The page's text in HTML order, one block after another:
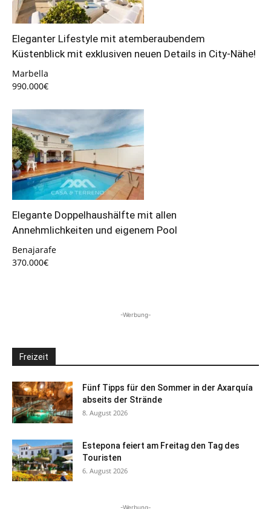
Eleganter Lifestyle mit atemberaubendem
Küstenblick mit exklusiven neuen Details in City-Nähe!
Marbella
990.000€
Elegante Doppelhaushälfte mit allen
Annehmlichkeiten und eigenem Pool
Benajarafe
370.000€
-Werbung-
Freizeit
Fünf Tipps für den Sommer in der Axarquía
abseits der Strände
8. August 2026
Estepona feiert am Freitag den Tag des
Touristen
6. August 2026
-Werbung-